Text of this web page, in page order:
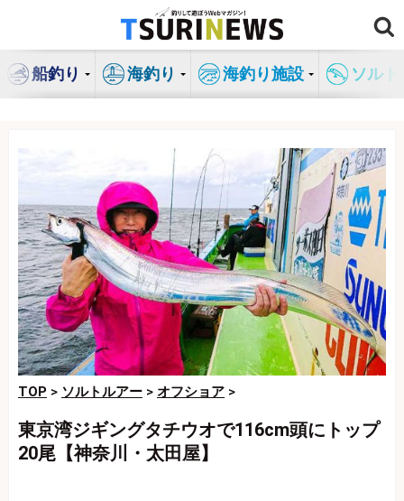
ン
船釣り 海釣り 海釣り施設 ソル
TOP > ソルトルアー > オフショア >
東京湾ジギングタチウオで116cm頭にトップ
20尾【神奈川・太田屋】